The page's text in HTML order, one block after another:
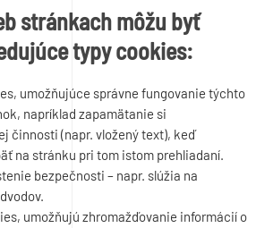
stránkach môžu byť
typy cookies:
umožňujúce správne fungovanie týchto
napríklad zapamätanie si
činnosti (napr. vložený text), keď
na stránku pri tom istom prehliadaní.
bezpečnosti – napr. slúžia na
umožňujú zhromažďovanie informácií o